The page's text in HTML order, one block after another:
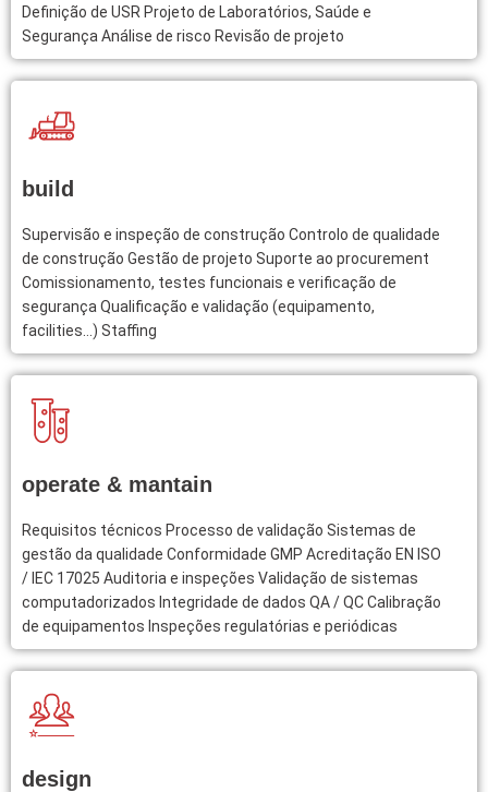
Definição de USR Projeto de Laboratórios, Saúde e
Segurança Análise de risco Revisão de projeto
build
Supervisão e inspeção de construção Controlo de qualidade
de construção Gestão de projeto Suporte ao procurement
Comissionamento, testes funcionais e verificação de
segurança Qualificação e validação (equipamento,
facilities…) Staffing
operate & mantain
Requisitos técnicos Processo de validação Sistemas de
gestão da qualidade Conformidade GMP Acreditação EN ISO
/ IEC 17025 Auditoria e inspeções Validação de sistemas
computadorizados Integridade de dados QA / QC Calibração
de equipamentos Inspeções regulatórias e periódicas
design